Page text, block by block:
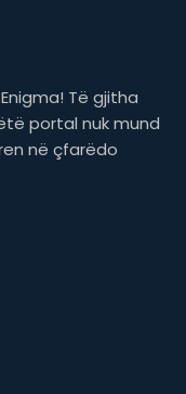
Të gjitha
portal nuk mund
në çfarëdo